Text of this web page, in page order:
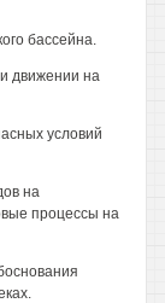
бассейна.
движении на
условий
на
процессы на